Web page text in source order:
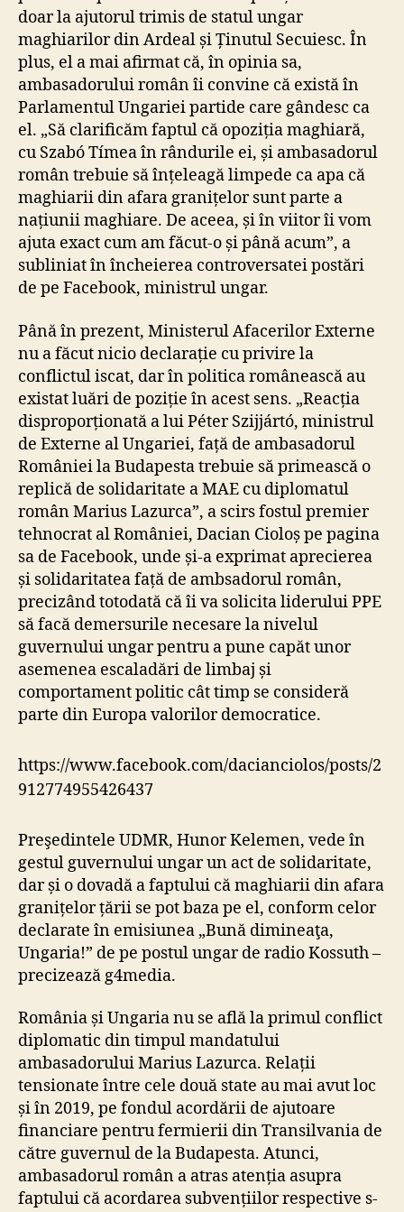
doar la ajutorul trimis de statul ungar
maghiarilor din Ardeal și Ținutul Secuiesc. În
plus, el a mai afirmat că, în opinia sa,
ambasadorului român îi convine că există în
Parlamentul Ungariei partide care gândesc ca
el. „Să clarificăm faptul că opoziția maghiară,
cu Szabó Tímea în rândurile ei, și ambasadorul
român trebuie să înțeleagă limpede ca apa că
maghiarii din afara granițelor sunt parte a
națiunii maghiare. De aceea, și în viitor îi vom
ajuta exact cum am făcut-o și până acum”, a
subliniat în încheierea controversatei postări
de pe Facebook, ministrul ungar.
Până în prezent, Ministerul Afacerilor Externe
nu a făcut nicio declarație cu privire la
conflictul iscat, dar în politica românească au
existat luări de poziție în acest sens. „Reacția
disproporționată a lui Péter Szijjártó, ministrul
de Externe al Ungariei, față de ambasadorul
României la Budapesta trebuie să primească o
replică de solidaritate a MAE cu diplomatul
român Marius Lazurca”, a scirs fostul premier
tehnocrat al României, Dacian Cioloș pe pagina
sa de Facebook, unde și-a exprimat aprecierea
și solidaritatea față de ambsadorul român,
precizând totodată că îi va solicita liderului PPE
să facă demersurile necesare la nivelul
guvernului ungar pentru a pune capăt unor
asemenea escaladări de limbaj și
comportament politic cât timp se consideră
parte din Europa valorilor democratice.
https://www.facebook.com/dacianciolos/posts/2
912774955426437
Preşedintele UDMR, Hunor Kelemen, vede în
gestul guvernului ungar un act de solidaritate,
dar și o dovadă a faptului că maghiarii din afara
granițelor țării se pot baza pe el, conform celor
declarate în emisiunea „Bună dimineaţa,
Ungaria!” de pe postul ungar de radio Kossuth –
precizează g4media.
România și Ungaria nu se află la primul conflict
diplomatic din timpul mandatului
ambasadorului Marius Lazurca. Relații
tensionate între cele două state au mai avut loc
și în 2019, pe fondul acordării de ajutoare
financiare pentru fermierii din Transilvania de
către guvernul de la Budapesta. Atunci,
ambasadorul român a atras atenția asupra
faptului că acordarea subvențiilor respective s-